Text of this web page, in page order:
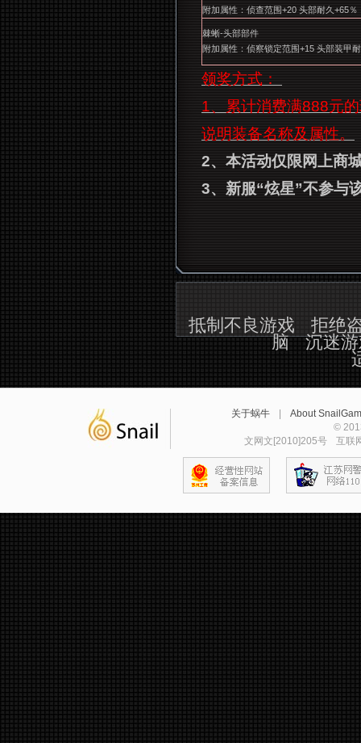
附加属性：侦查范围+20 头部耐久+65％
棘蜥-头部部件
附加属性：侦察锁定范围+15 头部装甲
领奖方式：
1、累计消费满888元
说明装备名称及属性。
2、本活动仅限网上商
3、新服“炫星”不参与
抵制不良游戏
拒绝
脑
沉迷
关于蜗牛
About
©
文网文[2010]205号
互联